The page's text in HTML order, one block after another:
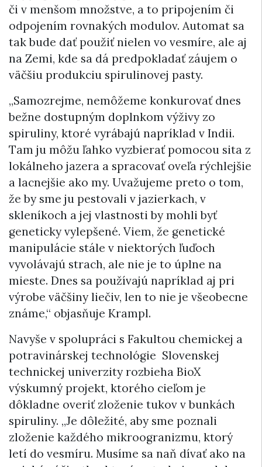
či v menšom množstve, a to pripojením či
odpojením rovnakých modulov. Automat sa
tak bude dať použiť nielen vo vesmíre, ale aj
na Zemi, kde sa dá predpokladať záujem o
väčšiu produkciu spirulinovej pasty.
„Samozrejme, nemôžeme konkurovať dnes
bežne dostupným doplnkom výživy zo
spiruliny, ktoré vyrábajú napríklad v Indii.
Tam ju môžu ľahko vyzbierať pomocou sita z
lokálneho jazera a spracovať oveľa rýchlejšie
a lacnejšie ako my. Uvažujeme preto o tom,
že by sme ju pestovali v jazierkach, v
skleníkoch a jej vlastnosti by mohli byť
geneticky vylepšené. Viem, že genetické
manipulácie stále v niektorých ľuďoch
vyvolávajú strach, ale nie je to úplne na
mieste. Dnes sa používajú napríklad aj pri
výrobe väčšiny liečiv, len to nie je všeobecne
známe,“ objasňuje Krampl.
Navyše v spolupráci s Fakultou chemickej a
potravinárskej technológie Slovenskej
technickej univerzity rozbieha BioX
výskumný projekt, ktorého cieľom je
dôkladne overiť zloženie tukov v bunkách
spiruliny. „Je dôležité, aby sme poznali
zloženie každého mikroogranizmu, ktorý
letí do vesmíru. Musíme sa naň dívať ako na